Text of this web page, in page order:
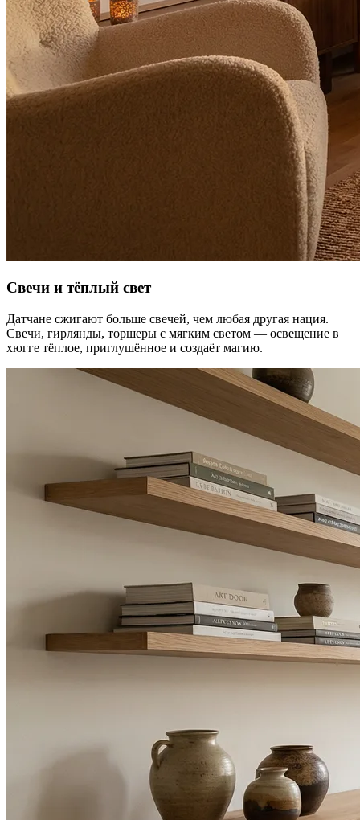
Свечи и тёплый свет
Датчане сжигают больше свечей, чем любая другая нация.
Свечи, гирлянды, торшеры с мягким светом — освещение в
хюгге тёплое, приглушённое и создаёт магию.